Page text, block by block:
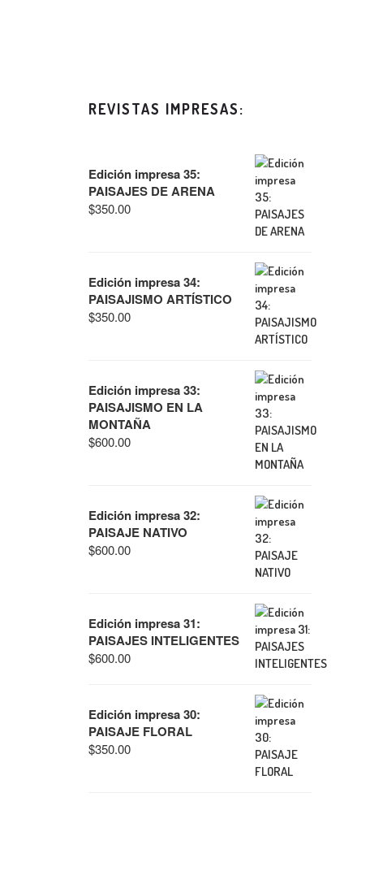
REVISTAS IMPRESAS:
Edición impresa 35:
PAISAJES DE ARENA
$350.00
Edición impresa 34:
PAISAJISMO ARTÍSTICO
$350.00
Edición impresa 33:
PAISAJISMO EN LA
MONTAÑA
$600.00
Edición impresa 32:
PAISAJE NATIVO
$600.00
Edición impresa 31:
PAISAJES INTELIGENTES
$600.00
Edición impresa 30:
PAISAJE FLORAL
$350.00